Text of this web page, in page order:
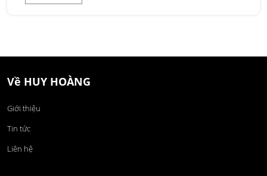
Về HUY HOÀNG
Giới thiệu
Tin tức
Liên hệ